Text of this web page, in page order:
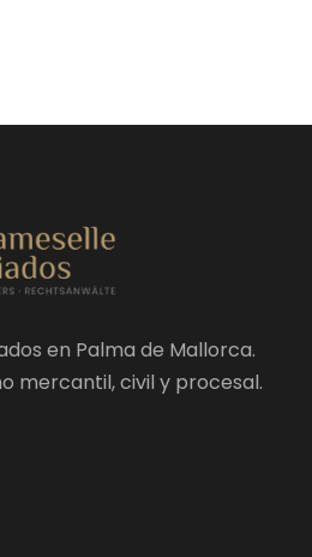
en Palma de Mallorca.
mercantil, civil y procesal.